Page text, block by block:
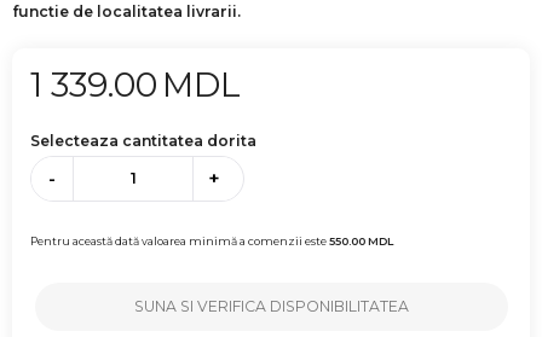
functie de localitatea livrarii.
1 339.00 MDL
Selecteaza cantitatea dorita
- +
Pentru această dată valoarea minimă a comenzii este550.00MDL
SUNA SI VERIFICA DISPONIBILITATEA